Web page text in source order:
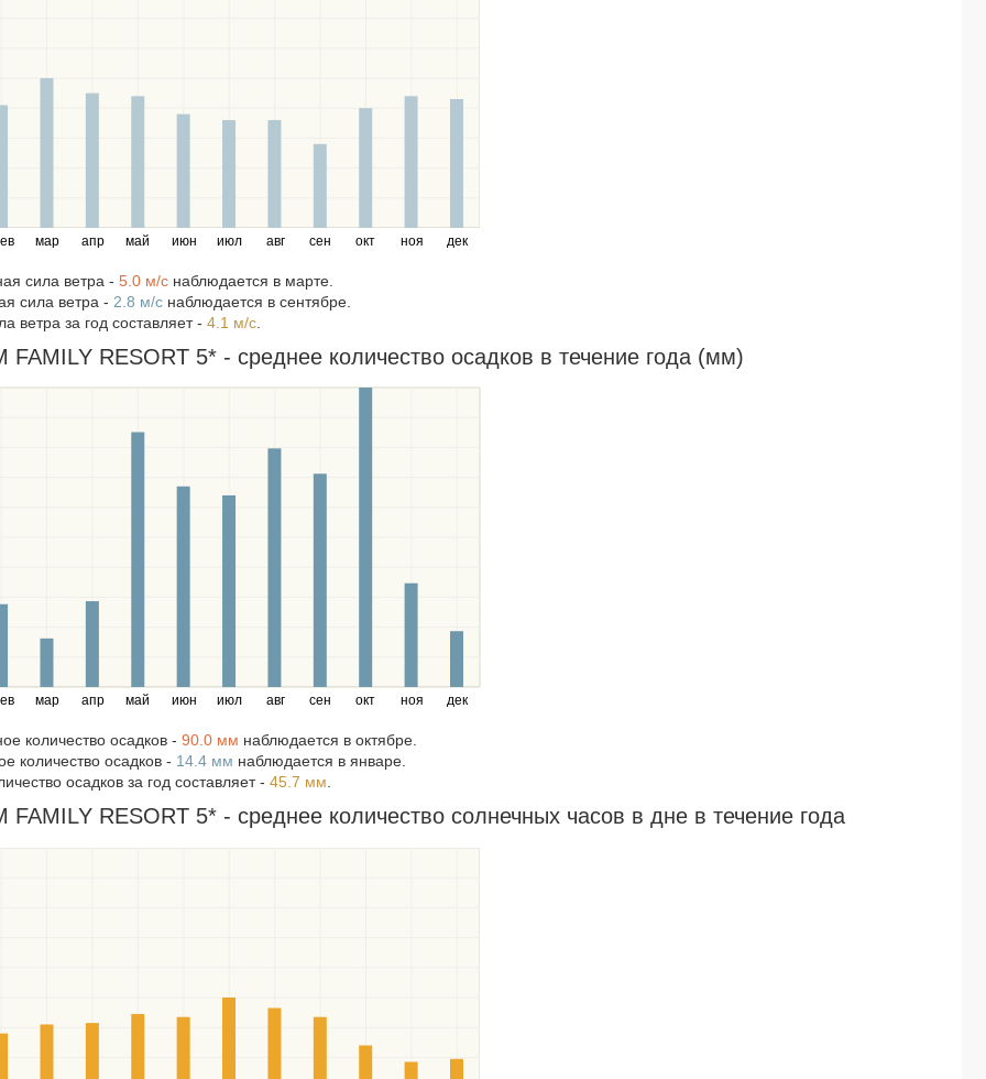
мар апр май июн июл авг сен окт ноя дек
сила ветра - 5.0 м/c наблюдается в марте.
сила ветра - 2.8 м/c наблюдается в сентябре.
ветра за год составляет - 4.1 м/c
FAMILY RESORT 5* - среднее количество осадков в течение года (мм)
мар апр май июн июл авг сен окт ноя дек
количество осадков - 90.0 мм наблюдается в октябре.
количество осадков - 14.4 мм наблюдается в январе.
осадков за год составляет - 45.7 мм
FAMILY RESORT 5* - среднее количество солнечных часов в дне в течение года